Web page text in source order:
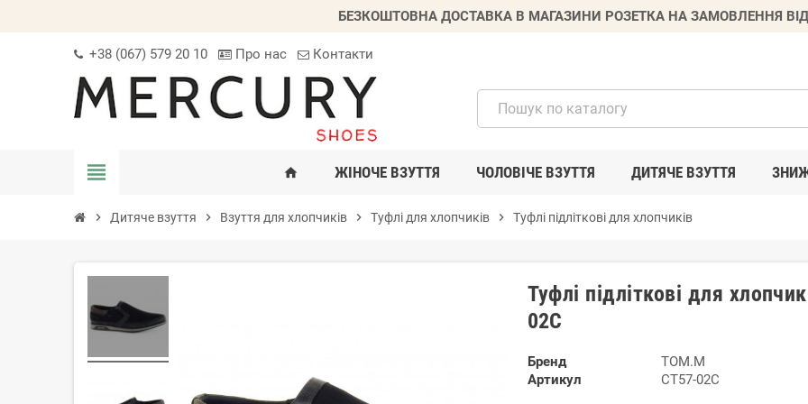
БЕЗКОШТОВНА ДОСТАВКА В МАГАЗИНИ РОЗЕТКА НА ЗАМОВЛЕННЯ
+38 (067) 579 20 10 Про нас Контакти
view_headline home ЖІНОЧЕ ВЗУТТЯ ЧОЛОВІЧЕ ВЗУТТЯ ДИТЯЧЕ ВЗУТТЯ
chevron_right Дитяче взуття chevron_right Взуття для хлопчиків chevron_right Туфлі для хлопчиків chevron_right Туфлі підліткові для хлопчиків
Туфлі підліткові для
02C
Бренд
TOM.M
Артикул
CT57-02C